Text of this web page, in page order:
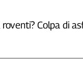
Colpa di